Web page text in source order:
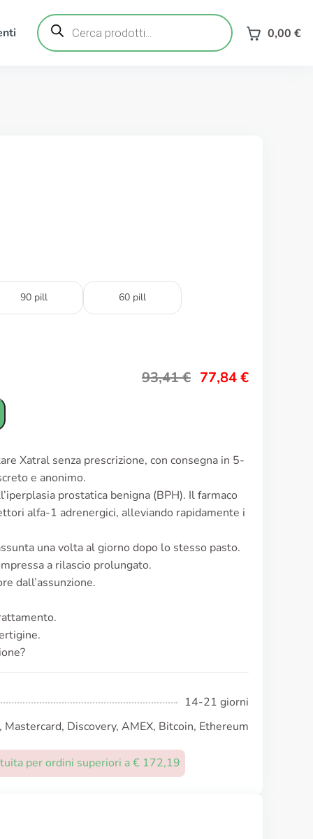
Ricerca
prodotti 0,00 €
90 pill 60 pill
93,41€ 77,84€
Xatral senza prescrizione, con consegna in 5-
e anonimo.
prostatica benigna (BPH). Il farmaco
alfa-1 adrenergici, alleviando rapidamente i
una volta al giorno dopo lo stesso pasto.
a rilascio prolungato.
dall’assunzione.
14-21 giorni
Mastercard, Discovery, AMEX, Bitcoin, Ethereum
per ordini superiori a € 172,19